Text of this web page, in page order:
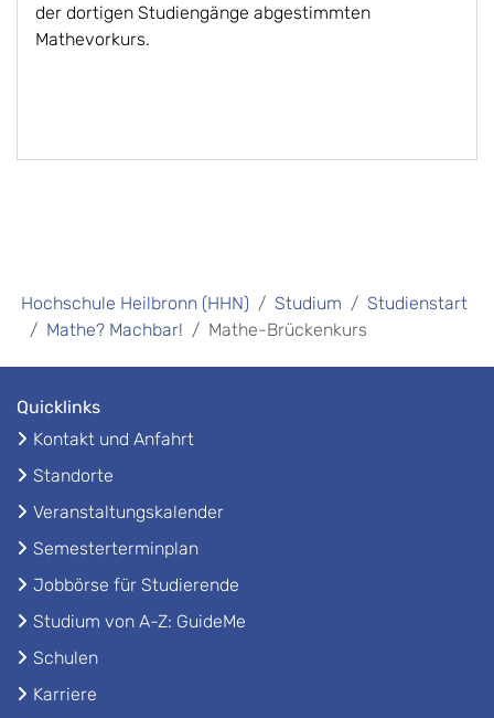
der dortigen Studiengänge abgestimmten
Mathevorkurs.
Hochschule Heilbronn (HHN) Studium
Studienstart
Mathe? Machbar!
Mathe-Brückenkurs
Quicklinks
Kontakt und Anfahrt
Standorte
Veranstaltungskalender
Semesterterminplan
Jobbörse für Studierende
Studium von A-Z: GuideMe
Schulen
Karriere